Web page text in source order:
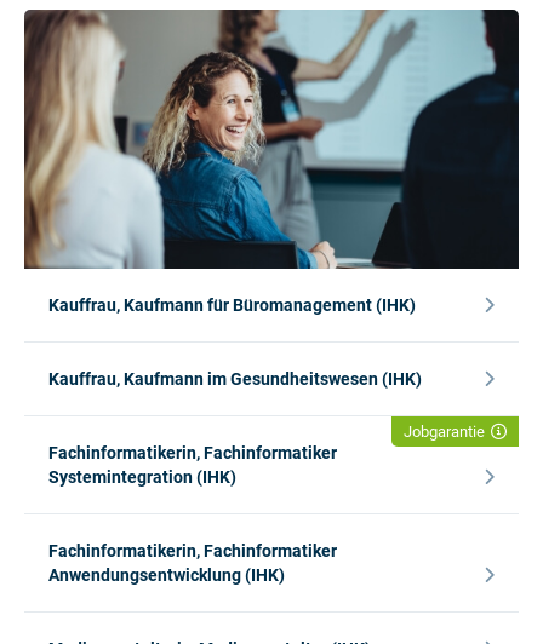
Kauffrau, Kaufmann für Büromanagement (IHK)
Kauffrau, Kaufmann im Gesundheitswesen (IHK)
Jobgarantie
Fachinformatikerin, Fachinformatiker
Systemintegration (IHK)
Fachinformatikerin, Fachinformatiker
Anwendungsentwicklung (IHK)